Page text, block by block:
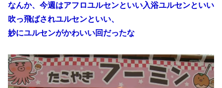
なんか、今週はアフロユルセンといい入浴ユルセンといい
吹っ飛ばされユルセンといい、
妙にユルセンがかわいい回だったな